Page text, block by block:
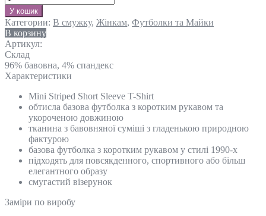
У кошик
Категории: В смужку, Жінкам, Футболки та Майки
В корзину
Артикул:
Склад
96% бавовна, 4% спандекс
Характеристики
Mini Striped Short Sleeve T-Shirt
обтисла базова футболка з коротким рукавом та
укороченою довжиною
тканина з бавовняної суміші з гладенькою природною
фактурою
базова футболка з коротким рукавом у стилі 1990-х
підходять для повсякденного, спортивного або більш
елегантного образу
смугастий візерунок
Замiри по виробу